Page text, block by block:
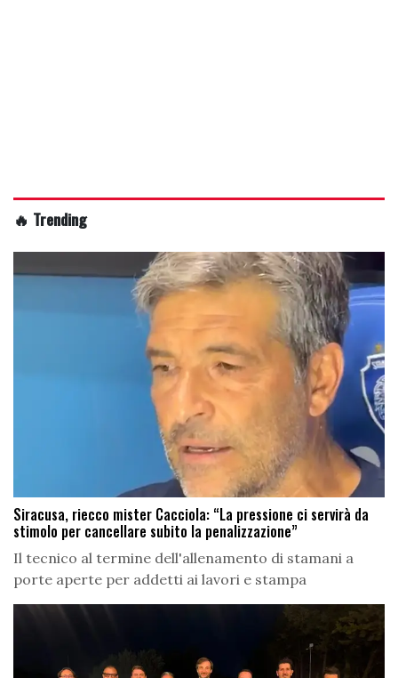
🔥 Trending
Siracusa, riecco mister Cacciola: “La pressione ci servirà da
stimolo per cancellare subito la penalizzazione”
Il tecnico al termine dell'allenamento di stamani a
porte aperte per addetti ai lavori e stampa